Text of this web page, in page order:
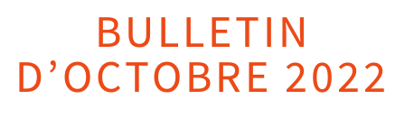
BULLETIN
D’OCTOBRE 2022